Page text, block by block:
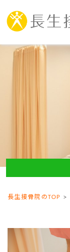
長生接骨院のTOP